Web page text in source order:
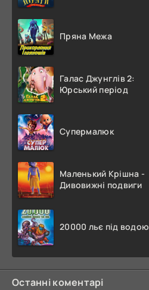
Пряна Межа
Галас Джунглів 2:
Юрський період
Супермалюк
Маленький Крішна -
Дивовижні подвиги
20000 льє під водою
Останні коментарі